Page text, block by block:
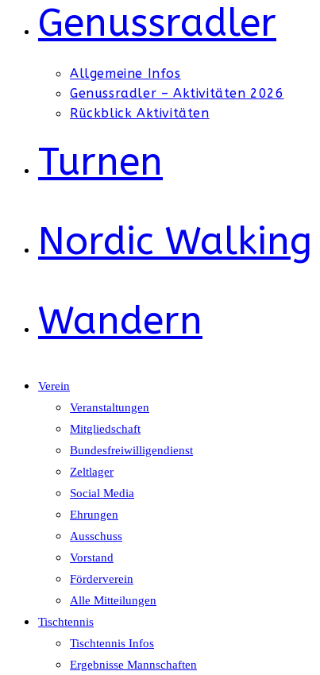
Genussradler
Allgemeine Infos
Genussradler – Aktivitäten 2026
Rückblick Aktivitäten
Turnen
Nordic Walking
Wandern
Verein
Veranstaltungen
Mitgliedschaft
Bundesfreiwilligendienst
Zeltlager
Social Media
Ehrungen
Ausschuss
Vorstand
Förderverein
Alle Mitteilungen
Tischtennis
Tischtennis Infos
Ergebnisse Mannschaften